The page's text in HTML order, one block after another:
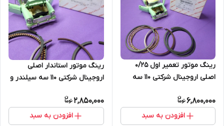
رینگ موتور تعمیر اول 0/25
اصلی اروجینال شرکتی 110 سه
6,800,000
افزودن به سبد
رینگ موتور استاندار اصلی
اروجینال شرکتی 110 سه سیلندر و
2,850,000
افزودن به سبد